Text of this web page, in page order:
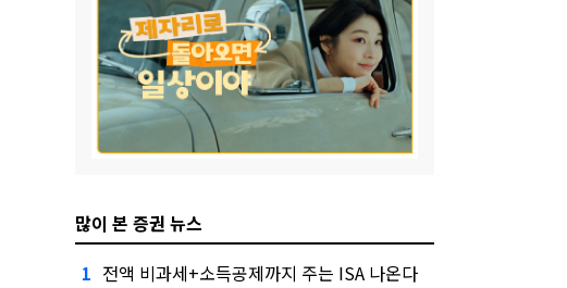
많이 본 증권 뉴스
1 전액 비과세+소득공제까지 주는 ISA 나온다